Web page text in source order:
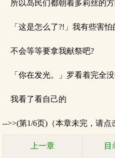
所以岛民们都朝着多莉丝的
「这是怎么了?!」我有些害怕
不会等等要拿我献祭吧?
「你在发光。」罗看着完全
我看了看自己的
-->>(第1/6页)（本章未完，请点
上一章 目